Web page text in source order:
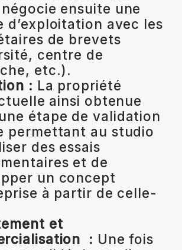
ensuite une
d’exploitation avec les
de brevets
centre de
etc.).
: La propriété
ainsi obtenue
étape de validation
permettant au studio
des essais
et de
un concept
à partir de celle-
et
: Une fois